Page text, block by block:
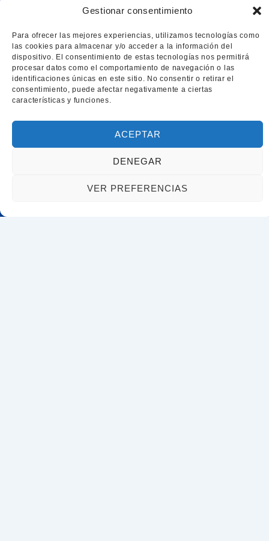
Gestionar consentimiento
Para ofrecer las mejores experiencias, utilizamos tecnologías como
las cookies para almacenar y/o acceder a la información del
dispositivo. El consentimiento de estas tecnologías nos permitirá
procesar datos como el comportamiento de navegación o las
identificaciones únicas en este sitio. No consentir o retirar el
consentimiento, puede afectar negativamente a ciertas
características y funciones.
ACEPTAR
DENEGAR
VER PREFERENCIAS
Estamos en contacto
+34 807 40 31 08
romulo.parra@icag.cat